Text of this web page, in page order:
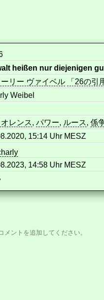
heißen nur diejenigen
リー ヴァイベル
「26の引
Weibel
レンス, パワー, ルース, 係
15:14 Uhr MESZ
14:58 Uhr MESZ
メントを追加してください。